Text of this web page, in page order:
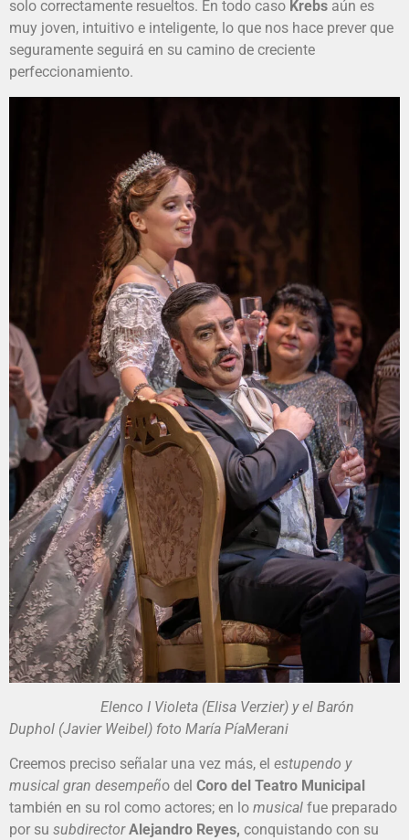
solo correctamente resueltos. En todo caso Krebs aún es
muy joven, intuitivo e inteligente, lo que nos hace prever que
seguramente seguirá en su camino de creciente
perfeccionamiento.
Elenco I Violeta (Elisa Verzier) y el Barón
Duphol (Javier Weibel) foto María PíaMerani
Creemos preciso señalar una vez más, el estupendo y
musical gran desempeño del Coro del Teatro Municipal
también en su rol como actores; en lo musical fue preparado
por su subdirector Alejandro Reyes, conquistando con su